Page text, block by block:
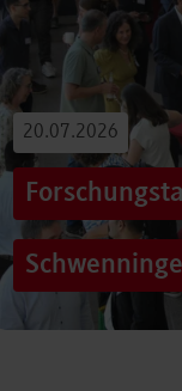
Beitrag lesen
20.07.2026
Grenzen